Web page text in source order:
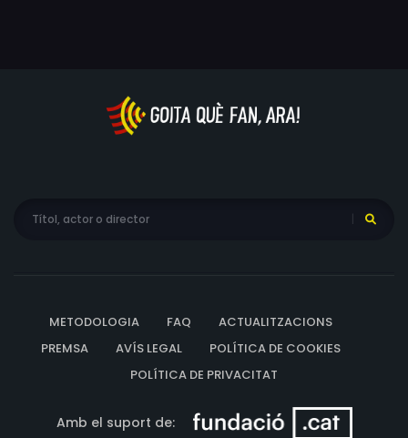
METODOLOGIA FAQ
ACTUALITZACIONS
PREMSA
AVÍS LEGAL
POLÍTICA DE COOKIES
POLÍTICA DE PRIVACITAT
Amb el suport de: